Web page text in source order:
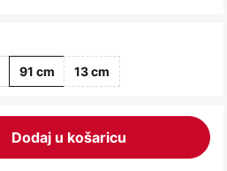
91 cm 13 cm
Dodaj u košaricu